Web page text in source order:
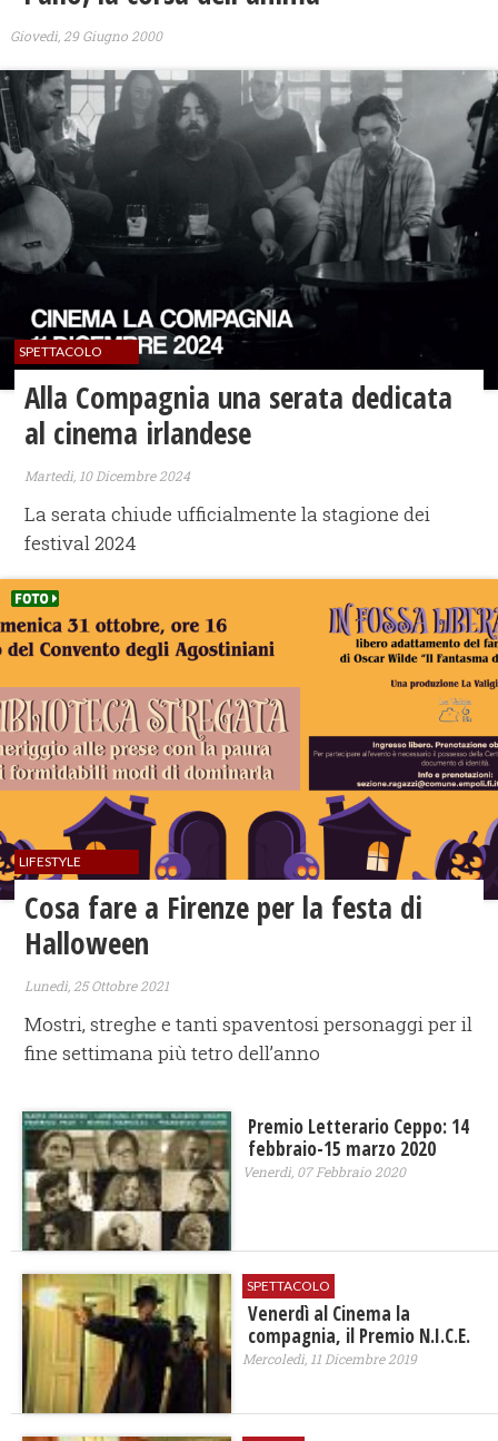
Giovedì, 29 Giugno 2000
SPETTACOLO
Alla Compagnia una serata dedicata
al cinema irlandese
Martedì, 10 Dicembre 2024
La serata chiude ufficialmente la stagione dei
festival 2024
LIFESTYLE
Cosa fare a Firenze per la festa di
Halloween
Lunedì, 25 Ottobre 2021
Mostri, streghe e tanti spaventosi personaggi per il
fine settimana più tetro dell’anno
Premio Letterario Ceppo: 14
febbraio-15 marzo 2020
Venerdì, 07 Febbraio 2020
SPETTACOLO
Venerdì al Cinema la
compagnia, il Premio N.I.C.E.
Mercoledì, 11 Dicembre 2019